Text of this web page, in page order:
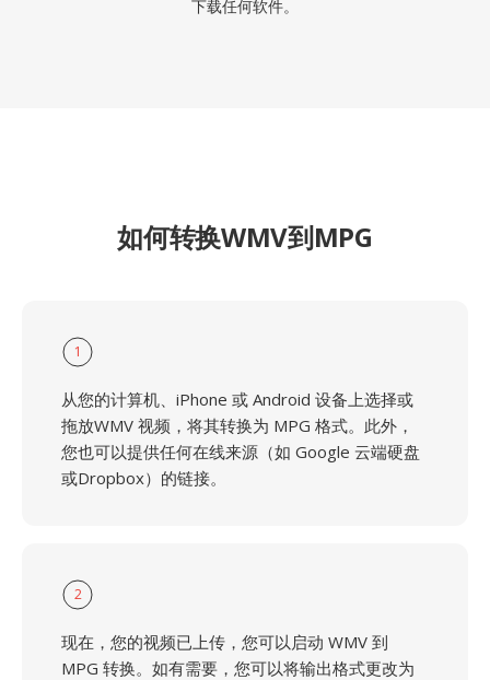
下载任何软件。
如何转换WMV到MPG
1
从您的计算机、iPhone 或 Android 设备上选择或
拖放WMV 视频，将其转换为 MPG 格式。此外，
您也可以提供任何在线来源（如 Google 云端硬盘
或Dropbox）的链接。
2
现在，您的视频已上传，您可以启动 WMV 到
MPG 转换。如有需要，您可以将输出格式更改为